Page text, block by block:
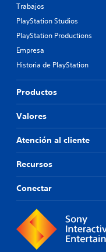
Trabajos
PlayStation Studios
PlayStation Productions
Empresa
Historia de PlayStation
Productos
Valores
Atención al cliente
Recursos
Conectar